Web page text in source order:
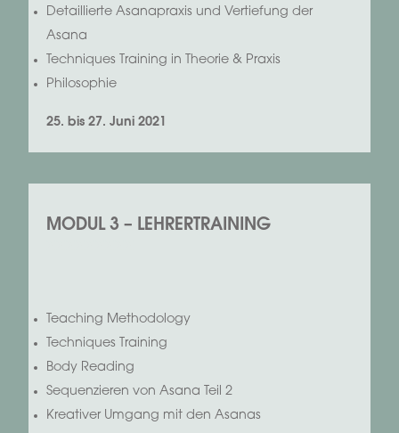
Detaillierte Asanapraxis und Vertiefung der
Asana
Techniques Training in Theorie & Praxis
Philosophie
25. bis 27. Juni 2021
MODUL 3 – LEHRERTRAINING
Teaching Methodology
Techniques Training
Body Reading
Sequenzieren von Asana Teil 2
Kreativer Umgang mit den Asanas